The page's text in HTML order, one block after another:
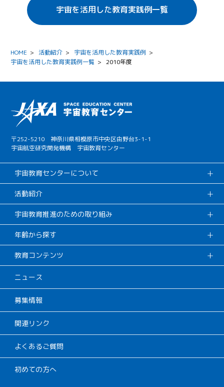
宇宙を活用した教育実践例一覧
HOME > 活動紹介 > 宇宙を活用した教育実践例 >
宇宙を活用した教育実践例一覧 > 2010年度
〒252-5210 神奈川県相模原市中央区由野台3-1-1
宇宙航空研究開発機構 宇宙教育センター
宇宙教育センターについて
活動紹介
宇宙教育推進のための取り組み
年齢から探す
教育コンテンツ
ニュース
募集情報
関連リンク
よくあるご質問
初めての方へ